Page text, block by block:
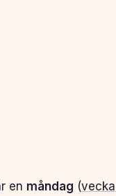
en måndag (